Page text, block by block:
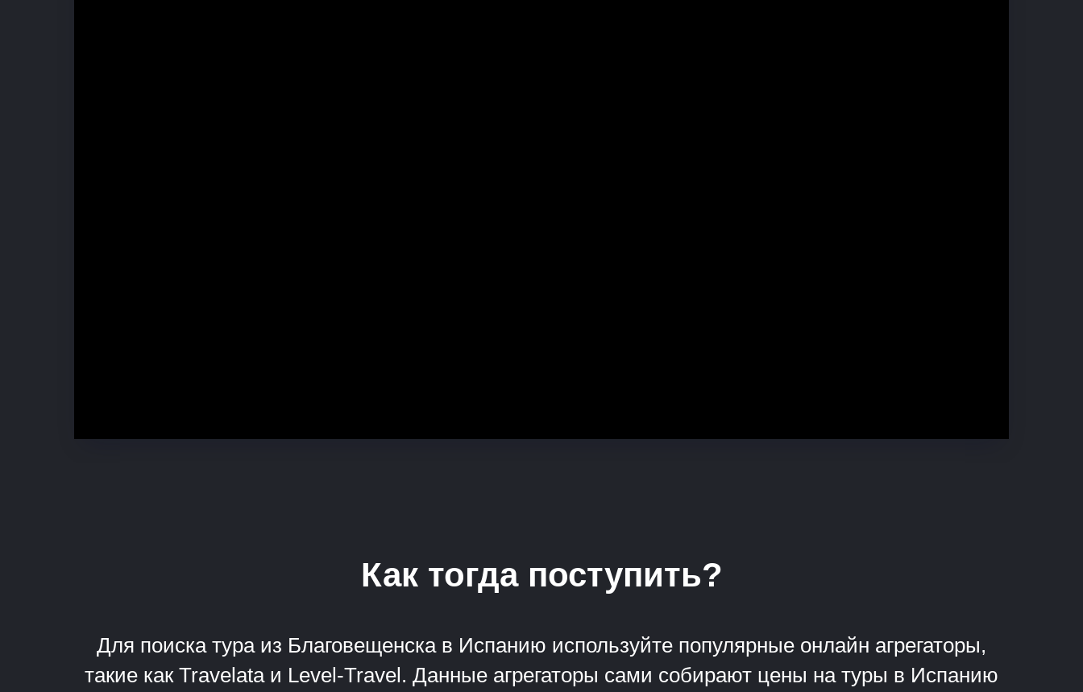
Как тогда поступить?
Для поиска тура из Благовещенска в Испанию используйте популярные онлайн агрегаторы,
такие как Travelata и Level-Travel. Данные агрегаторы сами собирают цены на туры в Испанию